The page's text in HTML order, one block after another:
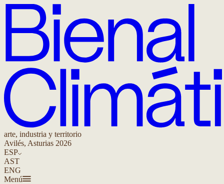
arte, industria y territorio
Avilés, Asturias 2026
ESP
AST
ENG
Menú